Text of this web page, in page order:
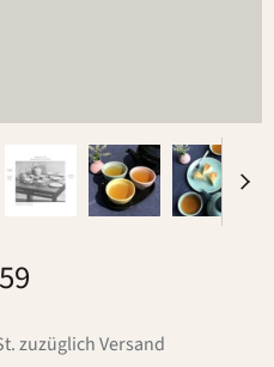
zuzüglich Versand